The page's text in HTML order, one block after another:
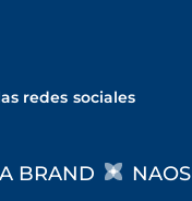
redes sociales
BRAND NAOS